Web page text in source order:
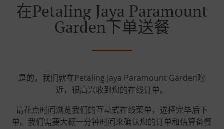
在Petaling Jaya Paramount
Garden下单送餐
是的，我们就在Petaling Jaya Paramount Garden附
近，很高兴收到您的在线订单。
请花点时间浏览我们的互动式在线菜单，选择完毕后下
单。我们需要大概一分钟时间来确认您的订单和估算备餐